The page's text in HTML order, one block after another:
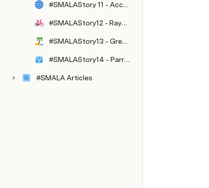
#SMALAStory 11 - AccentLanguages
#SMALAStory12 - Rayon 9
#SMALAStory13 - Greentripper
#SMALAStory14 - Parralaxe
#SMALA Articles